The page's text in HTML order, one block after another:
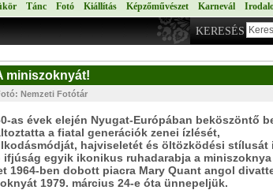
Tánc Fotó Kiállítás Képzőművészet Karnevál
KERESÉS
miniszoknyát!
Nemzeti Fotótár
as évek elején Nyugat-Európában beköszöntő
a fiatal generációk zenei ízlését,
hajviseletét és öltözködési stílusát
ifjúság egyik ikonikus ruhadarabja a
1964-ben dobott piacra Mary Quant angol
1979. március 24-e óta ünnepeljük.